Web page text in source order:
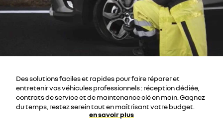
Des solutions faciles et rapides pour faire réparer et
entretenir vos véhicules professionnels : réception dédiée,
contrats de service et de maintenance clé en main. Gagnez
du temps, restez serein tout en maîtrisant votre budget.
en savoir plus